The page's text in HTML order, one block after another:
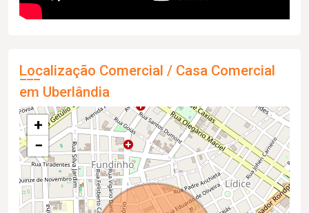
Localização Comercial / Casa Comercial
em Uberlândia
+
−